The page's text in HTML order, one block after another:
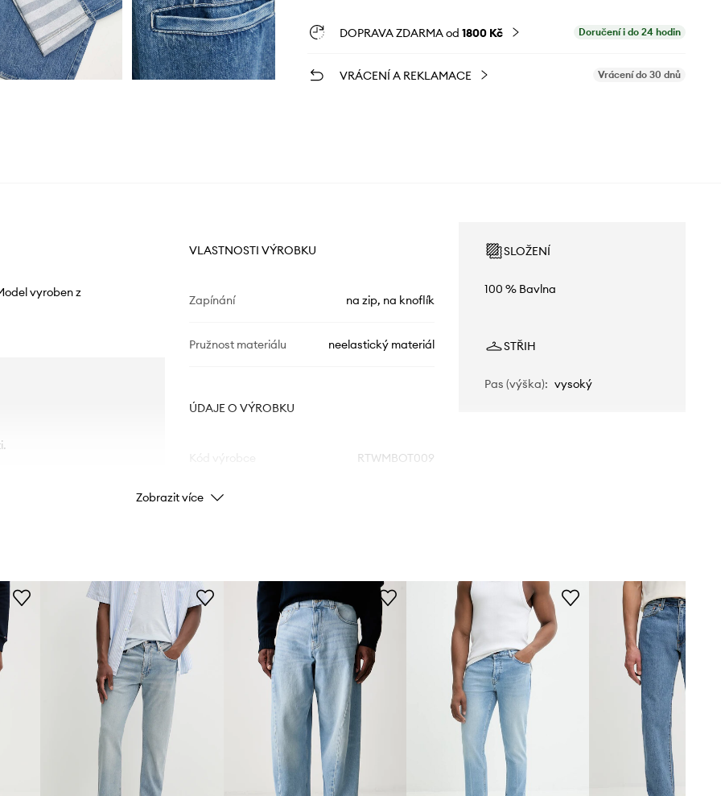
DOPRAVA ZDARMA od 1800 Kč Doručení i do 24 hodin
VRÁCENÍ A REKLAMACE Vrácení do 30 dnů
vyroben z
VLASTNOSTI VÝROBKU
Zapínání na zip, na knoflík
Pružnost materiálu neelastický materiál
ÚDAJE O VÝROBKU
RTWMBOT009
Barva výrobce
Značka
Výrobce
SLOŽENÍ
100 % Bavlna
STŘIH
Pas (výška): vysoký
Zobrazit více